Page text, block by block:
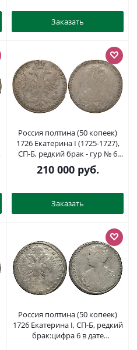
Заказать
Россия полтина (50 копеек)
1726 Екатерина I (1725-1727),
СП-Б, редкий брак - гур № 6
(50%) и гурт № 1 (50%) Биткин
201 R серебро 10-011-28
210 000руб.
Заказать
Россия полтина (50 копеек)
1726 Екатерина I, СП-Б, редкий
брак:цифра 6 в дате